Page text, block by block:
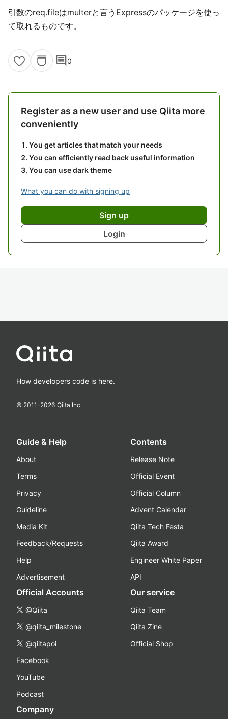
引数のreq.fileはmulterと言うExpressのパッケージを使っ
て取れるものです。
comment0
Register as a new user and use Qiita more
conveniently
You get articles that match your needs
You can efficiently read back useful information
You can use dark theme
What you can do with signing up
Sign up
Login
How developers code is here.
© 2011-2026 Qiita Inc.
Guide & Help
About
Terms
Privacy
Guideline
Media Kit
Feedback/Requests
Help
Advertisement
Contents
Release Note
Official Event
Official Column
Advent Calendar
Qiita Tech Festa
Qiita Award
Engineer White Paper
API
Official Accounts
@Qiita
@qiita_milestone
@qiitapoi
Facebook
YouTube
Podcast
Our service
Qiita Team
Qiita Zine
Official Shop
Company